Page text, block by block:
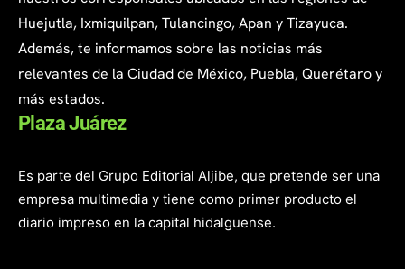
Huejutla, Ixmiquilpan, Tulancingo, Apan y Tizayuca.
Además, te informamos sobre las noticias más
relevantes de la Ciudad de México, Puebla, Querétaro y
más estados.
Plaza Juárez
Es parte del Grupo Editorial Aljibe, que pretende ser una
empresa multimedia y tiene como primer producto el
diario impreso en la capital hidalguense.